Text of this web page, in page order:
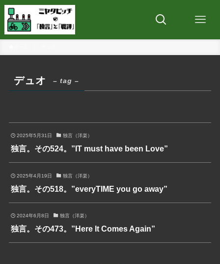
デュオ – tag –
2025年5月31日 独言（洋楽）
独言。その524。”IT must have been Love”
2025年4月19日 独言（洋楽）
独言。その518。”everyTIME you go away”
2024年6月8日 独言（洋楽）
独言。その473。”Here It Comes Again”